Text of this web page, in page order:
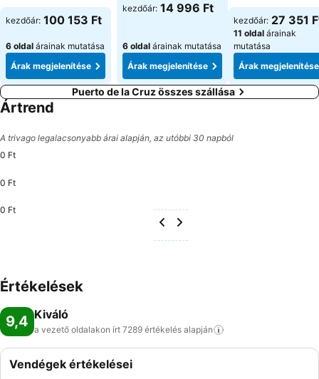
Árak megjelenítése
kezdőár: 100 153 Ft
6 oldal árainak mutatása
Árak megjelenítése
kezdőár: 14 996 Ft
6 oldal árainak mutatása
Árak megjelenítése
Árak
kezdőár: 27 351
11 oldal árainak
mutatása
Árak megjelenítése
Puerto de la Cruz összes szállása
Ártrend
A trivago legalacsonyabb árai alapján, az utóbbi 30 napból
0 Ft
0 Ft
0 Ft
Értékelések
9,4 Kiváló
a vezető oldalakon írt 7289 értékelés alapján
Vendégek értékelései